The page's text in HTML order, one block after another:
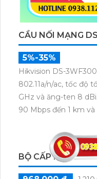
CẦU NỐI MẠNG
5%-35%
Hikvision DS-
802.11a/n/ac, tốc độ
GHz và ăng-ten 8
90 Mbps đến 1 km
tải dữ liệu và video